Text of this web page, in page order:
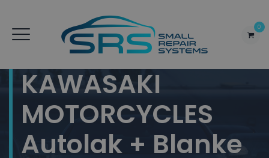
0
KAWASAKI
MOTORCYCLES
Autolak + Blanke